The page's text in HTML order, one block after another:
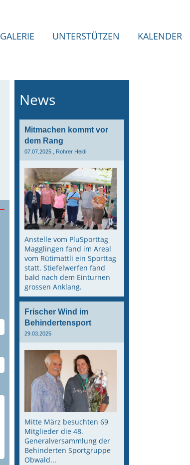
GALERIE UNTERSTÜTZEN KALENDER
News
Mitmachen kommt vor
dem Rang
07.07.2025 , Rohrer Heidi
Anstelle vom PluSporttag
Magglingen fand im Areal
vom Rütimattli ein Sporttag
statt. Stiefelwerfen fand
bald nach dem Einturnen
grossen Anklang.
Frischer Wind im
Behindertensport
29.03.2025
Mitte März besuchten 69
Mitglieder die 48.
Generalversammlung der
Behinderten Sportgruppe
Obwald...